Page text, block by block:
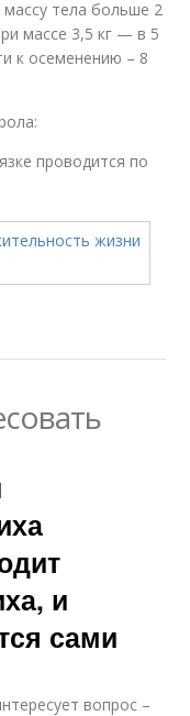
тела больше 2
массе 3,5 кг — в 5
к осеменению – 8
проводится по
и
сами
вопрос –